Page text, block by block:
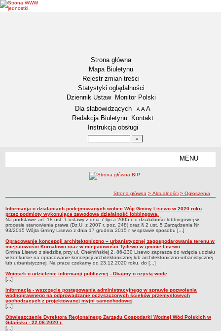
Strona główna
Mapa Biuletynu
Rejestr zmian treści
Statystyki oglądalności
Dziennik Ustaw
Monitor Polski
Menu dodatkowe
Dla słabowidzących A pomniejsz czcionkę
A standardowy rozmiar czcionki
A
Redakcja Biuletynu
Kontakt
Instrukcja obsługi
MENU
INFORMACJA DLA OSÓB NIESŁYSZĄCYCH
Obwieszczenia
Nabory na wolne stanowiska
NASZA GMINA
Lokalizacja
Podstawowe informacje
Dane statystyczne
Strategia rozwoju
Związki i stowarzyszenia
Gminne Spółki
Mieszkania socjalne
ścieżka nawigacji
Strona główna > Aktualności > Ogłoszenia
Ogłoszenia
Ogłoszenia
Informacja o działaniach podejmowanych wobec Wójt Gminy Lisewo w 2020 roku
przez podmioty wykonujące zawodową działalność lobbingową.
Na podstawie art. 18 ust. 1 ustawy z dnia 7 lipca 2005 r. o działalności lobbingowej w
procesie stanowienia prawa (Dz.U. z 2007 r. poz. 248) oraz § 2 ust. 5 Zarządzenia Nr
93/2015 Wójta Gminy Lisewo z dnia 17 grudnia 2015 r. w sprawie sposobu [...]
Opracowanie koncepcji architektoniczno – urbanistycznej zagospodarowania terenu w
miejscowości Kornatowo oraz w miejscowości Tytlewo w gminie Lisewo
Gmina Lisewo z siedzibą przy ul. Chełmińskiej 2, 86-230 Lisewo zaprasza do wzięcia udziału
w konkursie na opracowanie koncepcji architektonicznej lub architektoniczno-urbanistycznej
lub urbanistycznej. Na prace czekamy do 23.12.2020 roku, do [...]
Wniosek o udzielenie informacji publicznej - Dbajmy o czystą wodę
[...]
Informacja - wszczęcie postępowania administracyjnego w sprawie pozwolenia
wodnoprawnego na odprowadzanie oczyszczonych ścieków przemysłowych
pochodzących z projektowanej myjni samochodowej
[...]
Obwieszczenie Dyrektora Regionalnego Zarządu Gospodarki Wodnej Wód Polskich w
Gdańsku - 22.06.2020 r.
[...]